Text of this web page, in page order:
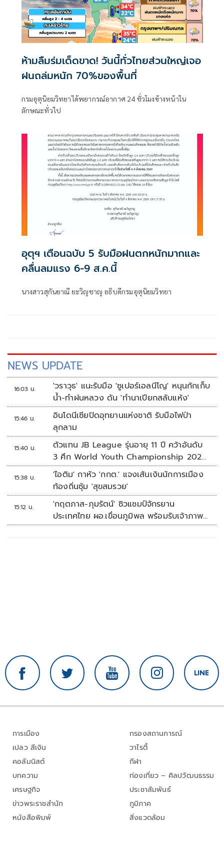
ห้ามลืมร่มเด็ดขาด! วันนี้ทั่วไทยส่วนใหญ่เจอ
ฝนถล่มหนัก 70%ของพื้นที่
กรมอุตุนิยมวิทยาได้พยากรณ์อากาศ 24 ชั่วโมงข้างหน้าใน
ลักษณะทั่วไป
อุตุฯ เตือนฉบับ 5 รับมือฝนตกหนักมากและ
คลื่นลมแรง 6-9 ส.ค.นี้
นางสาวสุกันยาณี ยะวิญชาญ อธิบดีกรมอุตุนิยมวิทยา
NEWS UPDATE
16:03 น.
'วราวุธ' แนะรับมือ 'ซูเปอร์เอลนีโญ' หนุนกักเก็บ
น้ำ-ทำฝนหลวง ดัน 'ทำนาเปียกสลับแห้ง'
15:46 น.
อินโดนีเซียปิดอุทยานแห่งชาติ รับมือไฟป่า
ลุกลาม
15:40 น.
ตัวแทน JB League รุ่นอายุ 11 ปี คว้าอันดับ
3 ศึก World Youth Championship 2026
ที่สิงคโปร์
15:38 น.
'ไอติม' กาหัว 'กกต.' แจงเส้นเงินนักการเมือง
ท้องถิ่นซุ้ม 'สุขสมรวย'
15:12 น.
'กฤตภาส-ภุมรัตน์' ซิวแชมป์จักรยาน
ประเทศไทย ผอ.เขื่อนภูมิพล พร้อมรับเจ้าภาพ
ต่อ ปี 2570
การเมือง
เปลว สีเงิน
คอลัมนิสต์
บทความ
เศรษฐกิจ
ข่าวพระราชสำนัก
หนังสือพิมพ์
กรองสถานการณ์
วาไรตี้
กีฬา
ท่องเที่ยว – ศิลปวัฒนธรรม
ประชาสัมพันธ์
ภูมิภาค
สิ่งแวดล้อม